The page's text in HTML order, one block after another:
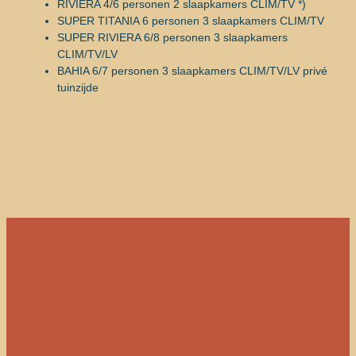
RIVIERA 4/6 personen 2 slaapkamers CLIM/TV *)
SUPER TITANIA 6 personen 3 slaapkamers CLIM/TV
SUPER RIVIERA 6/8 personen 3 slaapkamers
CLIM/TV/LV
BAHIA 6/7 personen 3 slaapkamers CLIM/TV/LV privé
tuinzijde